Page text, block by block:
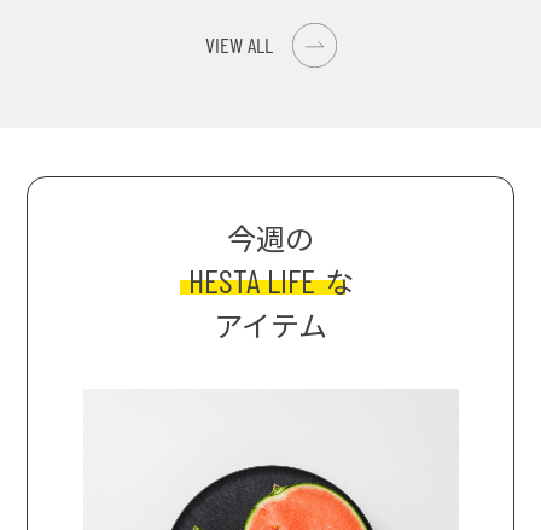
VIEW ALL
今週の
HESTA LIFE な
アイテム